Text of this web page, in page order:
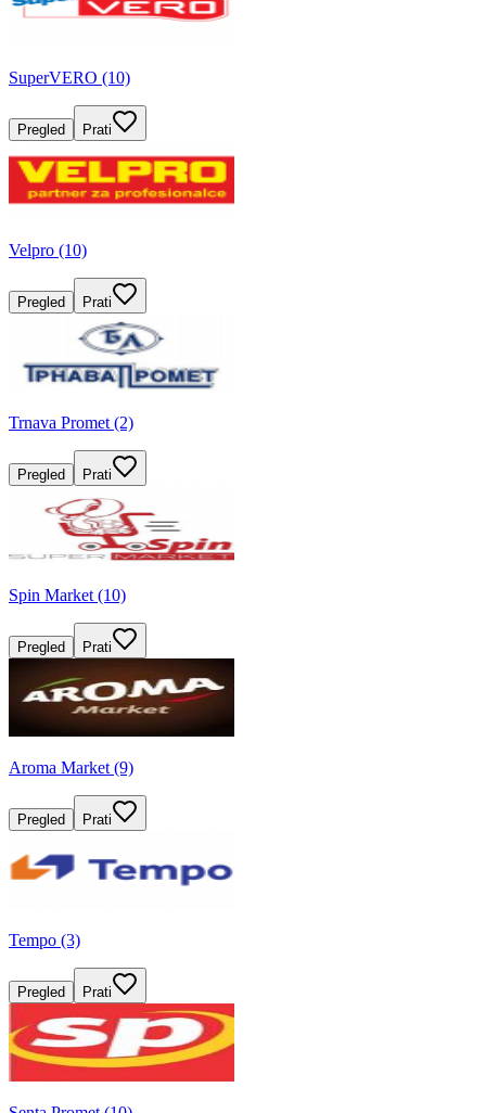
SuperVERO (10)
Pregled Prati
Velpro (10)
Pregled Prati
Trnava Promet (2)
Pregled Prati
Spin Market (10)
Pregled Prati
Aroma Market (9)
Pregled Prati
Tempo (3)
Pregled Prati